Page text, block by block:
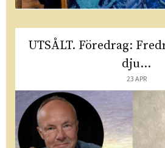
UTSÅLT. Föredrag:
dju...
23 APR